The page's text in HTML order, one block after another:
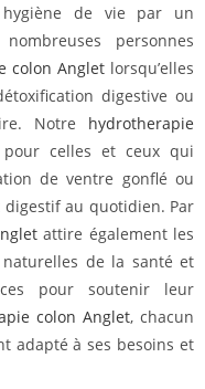
hygiène de vie par un
personnes
colon Angletlorsqu’elles
digestive ou
Notre hydrotherapie
celles et ceux qui
de ventre gonflé ou
au quotidien. Par
attire également les
naturelles de la santé et
pour soutenir leur
colon Anglet, chacun
adapté à ses besoins et